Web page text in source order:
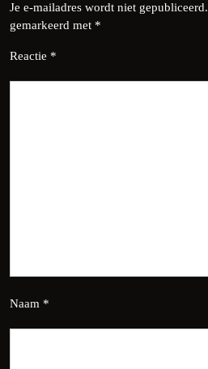
Je e-mailadres wordt niet gepubliceerd.
gemarkeerd met *
Reactie *
Naam *